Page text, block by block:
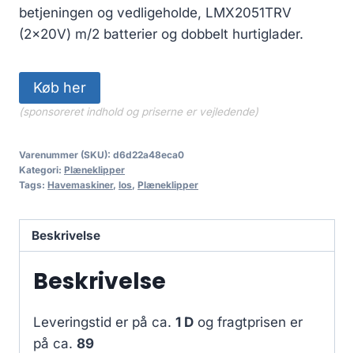
betjeningen og vedligeholde, LMX2051TRV
(2x20V) m/2 batterier og dobbelt hurtiglader.
Køb her
(sponsoreret indhold og priserne er vejledende)
Varenummer (SKU): d6d22a48eca0
Kategori: Plæneklipper
Tags: Havemaskiner, los, Plæneklipper
Beskrivelse
Beskrivelse
Leveringstid er på ca. 1 D og fragtprisen er
på ca. 89